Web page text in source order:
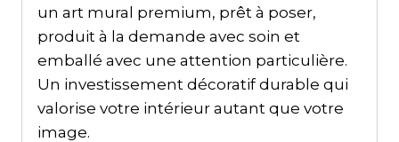
un art mural premium, prêt à poser,
produit à la demande avec soin et
emballé avec une attention particulière.
Un investissement décoratif durable qui
valorise votre intérieur autant que votre
image.